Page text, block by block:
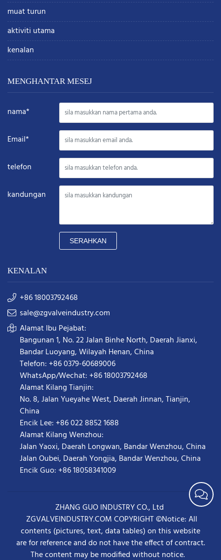
muat turun
aktiviti utama
kenalan
MENGHANTAR MESEJ
nama*
Email*
telefon
kandungan
SERAHKAN
KENALAN
+86 18003792468
sale@zgvalveindustry.com
Alamat Ibu Pejabat:
Bangunan 1, No. 22 Jalan Binhe North, Daerah Jianxi,
Bandar Luoyang, Wilayah Henan, China
Telefon: +86 0379-60689006
WhatsApp/Wechat: +86 18003792468
Alamat Kilang Tianjin:
No. 8, Jalan Yueyahe West, Daerah Jinnan, Tianjin,
China
Encik Lee: +86 022 8852 1688
Alamat Kilang Wenzhou:
Jalan Yaoxi, Daerah Longwan, Bandar Wenzhou, China
Jalan Oubei, Daerah Yongjia, Bandar Wenzhou, China
Encik Guo: +86 18058341009
ZHANG GUO INDUSTRY CO., Ltd
ZGVALVEINDUSTRY.COM COPYRIGHT ©Notice: All
contents (pictures, text, data tables) on this website
are for reference and do not have the effect of contract.
The content may be modified without notice.